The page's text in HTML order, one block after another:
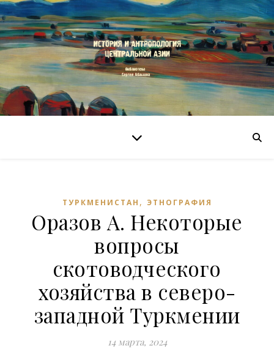
ТУРКМЕНИСТАН , ЭТНОГРАФИЯ
Оразов А. Некоторые
вопросы
скотоводческого
хозяйства в северо-
западной Туркмении
14 марта, 2024